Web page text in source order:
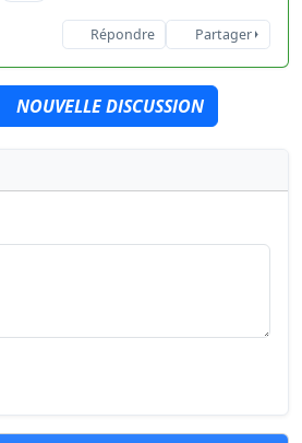
Répondre Partager
NOUVELLE DISCUSSION